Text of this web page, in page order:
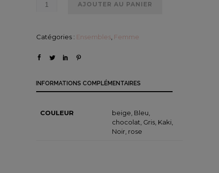
AJOUTER AU PANIER
Catégories : Ensembles, Femme
INFORMATIONS COMPLÉMENTAIRES
COULEUR
beige, Bleu,
chocolat, Gris, Kaki,
Noir, rose